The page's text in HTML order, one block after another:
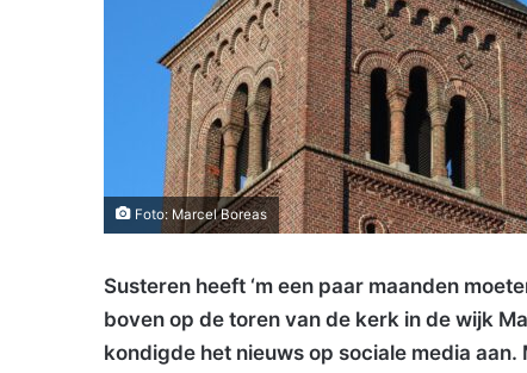
Foto: Marcel Boreas
Susteren heeft ‘m een paar maanden
boven op de toren van de kerk in de wijk
kondigde het nieuws op sociale media